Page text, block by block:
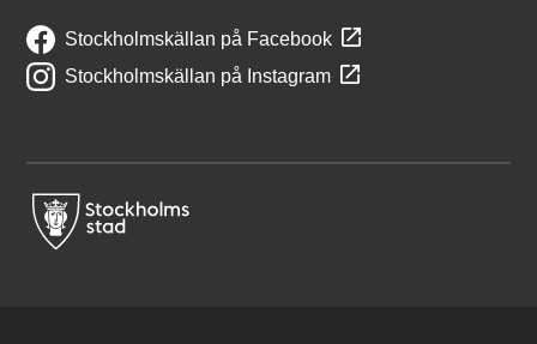
Stockholmskällan på Facebook
Stockholmskällan på Instagram